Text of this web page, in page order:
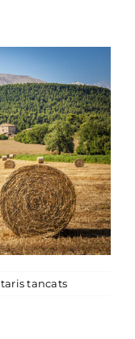
tancatsa Muntanya